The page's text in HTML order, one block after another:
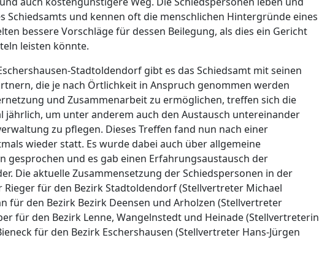
Schiedsamts und kennen oft die menschlichen Hintergründe eines
bessere Vorschläge für dessen Beilegung, als dies ein Gericht
leisten könnte.
Stadtoldendorf gibt es das Schiedsamt mit seinen
die je nach Örtlichkeit in Anspruch genommen werden
und Zusammenarbeit zu ermöglichen, treffen sich die
jährlich, um unter anderem auch den Austausch untereinander
zu pflegen. Dieses Treffen fand nun nach einer
wieder statt. Es wurde dabei auch über allgemeine
gesprochen und es gab einen Erfahrungsaustausch der
Die aktuelle Zusammensetzung der Schiedspersonen in der
Rieger für den Bezirk Stadtoldendorf (Stellvertreter Michael
für den Bezirk Bezirk Deensen und Arholzen (Stellvertreter
für den Bezirk Lenne, Wangelnstedt und Heinade (Stellvertreterin
für den Bezirk Eschershausen (Stellvertreter Hans-Jürgen